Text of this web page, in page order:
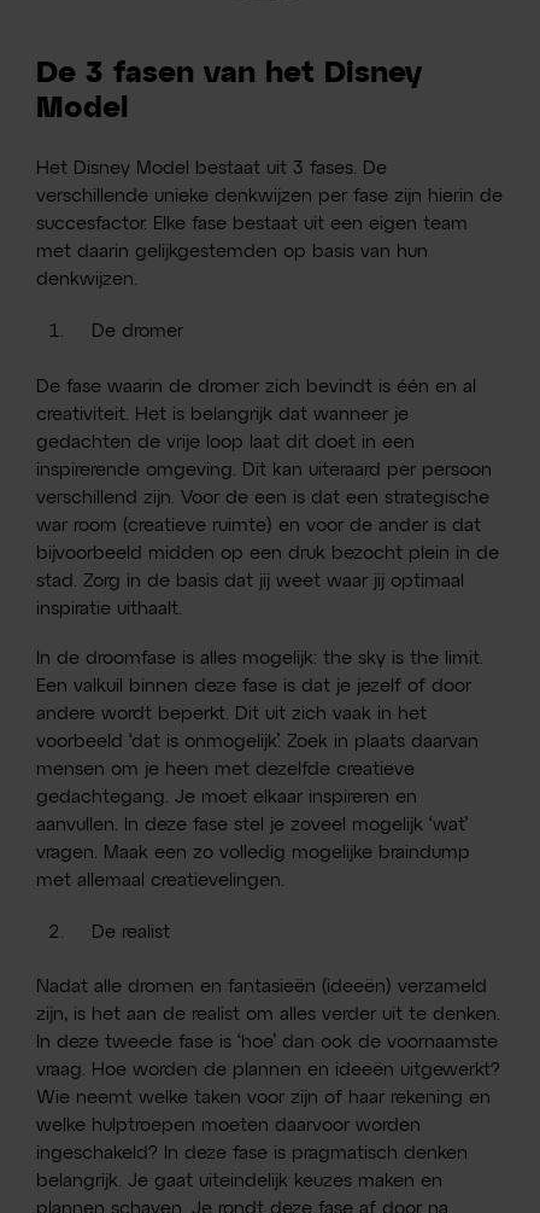
De 3 fasen van het Disney
Model
Het Disney Model bestaat uit 3 fases. De
verschillende unieke denkwijzen per fase zijn hierin de
succesfactor. Elke fase bestaat uit een eigen team
met daarin gelijkgestemden op basis van hun
denkwijzen.
De dromer
De fase waarin de dromer zich bevindt is één en al
creativiteit. Het is belangrijk dat wanneer je
gedachten de vrije loop laat dit doet in een
inspirerende omgeving. Dit kan uiteraard per persoon
verschillend zijn. Voor de een is dat een strategische
war room (creatieve ruimte) en voor de ander is dat
bijvoorbeeld midden op een druk bezocht plein in de
stad. Zorg in de basis dat jij weet waar jij optimaal
inspiratie uithaalt.
In de droomfase is alles mogelijk: the sky is the limit.
Een valkuil binnen deze fase is dat je jezelf of door
andere wordt beperkt. Dit uit zich vaak in het
voorbeeld ‘dat is onmogelijk’. Zoek in plaats daarvan
mensen om je heen met dezelfde creatieve
gedachtegang. Je moet elkaar inspireren en
aanvullen. In deze fase stel je zoveel mogelijk ‘wat’
vragen. Maak een zo volledig mogelijke braindump
met allemaal creatievelingen.
De realist
Nadat alle dromen en fantasieën (ideeën) verzameld
zijn, is het aan de realist om alles verder uit te denken.
In deze tweede fase is ‘hoe’ dan ook de voornaamste
vraag. Hoe worden de plannen en ideeën uitgewerkt?
Wie neemt welke taken voor zijn of haar rekening en
welke hulptroepen moeten daarvoor worden
ingeschakeld? In deze fase is pragmatisch denken
belangrijk. Je gaat uiteindelijk keuzes maken en
plannen schaven. Je rondt deze fase af door na